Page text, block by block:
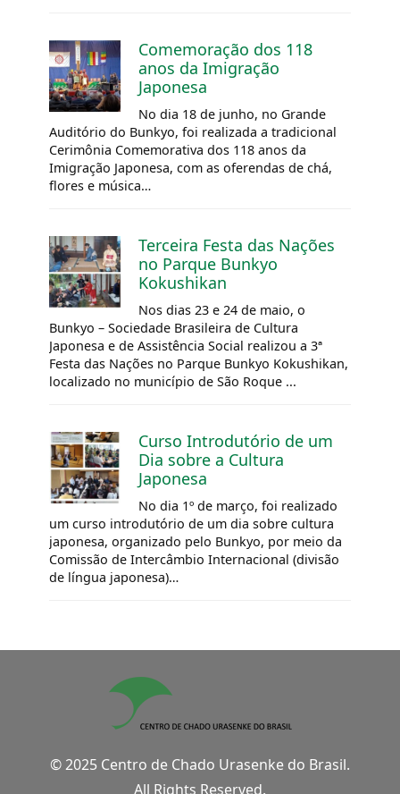
Comemoração dos 118
anos da Imigração
Japonesa
No dia 18 de junho, no Grande
Auditório do Bunkyo, foi realizada a tradicional
Cerimônia Comemorativa dos 118 anos da
Imigração Japonesa, com as oferendas de chá,
flores e música…
Terceira Festa das Nações
no Parque Bunkyo
Kokushikan
Nos dias 23 e 24 de maio, o
Bunkyo – Sociedade Brasileira de Cultura
Japonesa e de Assistência Social realizou a 3ª
Festa das Nações no Parque Bunkyo Kokushikan,
localizado no município de São Roque ...
Curso Introdutório de um
Dia sobre a Cultura
Japonesa
No dia 1º de março, foi realizado
um curso introdutório de um dia sobre cultura
japonesa, organizado pelo Bunkyo, por meio da
Comissão de Intercâmbio Internacional (divisão
de língua japonesa)…
© 2025 Centro de Chado Urasenke do Brasil.
All Rights Reserved.